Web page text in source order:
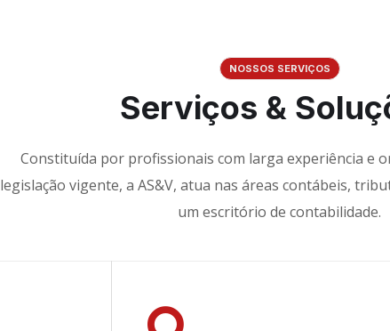
NOSSOS SERVIÇOS
Serviços &
Constituída por profissionais com larga experiência e
legislação vigente, a AS&V, atua nas áreas contábeis,
um escritório de contabilidade.